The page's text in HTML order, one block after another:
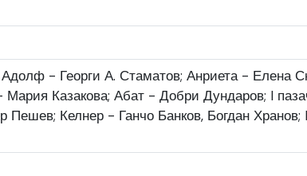
- Георги А. Стаматов; Анриета - Елена
Казакова; Абат - Добри Дундаров; I
Келнер - Ганчо Банков, Богдан Хранов;